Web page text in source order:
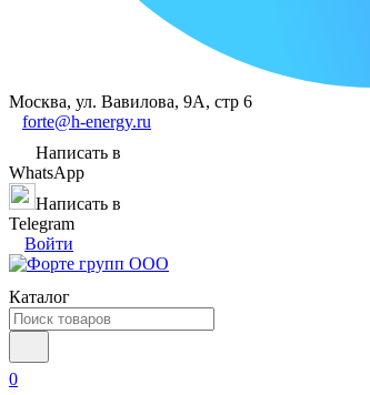
Москва, ул. Вавилова, 9А, стр 6
forte@h-energy.ru
Написать в
WhatsApp
Написать в
Telegram
Войти
Каталог
0